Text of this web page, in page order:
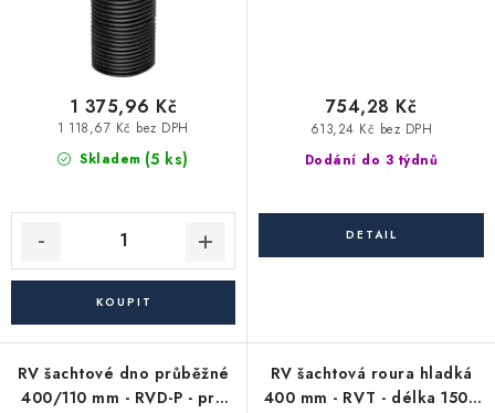
Skladem (5 ks)
1 118,67 Kč bez DPH
1 375,96 Kč
Dodání do 3 týdnů
613,24 Kč bez DPH
754,28 Kč
RV šachtové dno průběžné
400/110 mm - RVD-P - pro
RV šachtová roura hladká
400 mm - RVT - délka 1500